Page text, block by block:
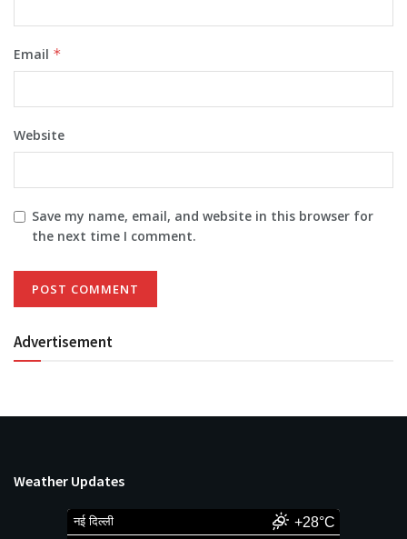
Email *
Website
Save my name, email, and website in this browser for
the next time I comment.
Advertisement
Weather Updates
नई दिल्ली +28°C